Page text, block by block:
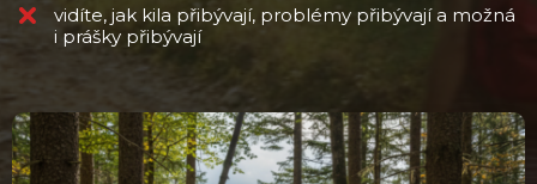
vidíte, jak kila přibývají, problémy přibývají a možná
i prášky přibývají